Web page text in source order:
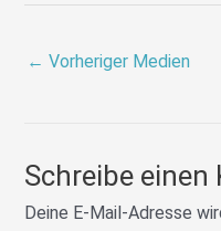
← Vorheriger Medien
Schreibe
Deine E-Mail-Adresse